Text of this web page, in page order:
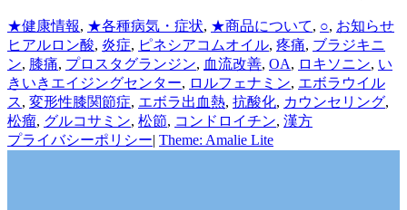
カ
テ
ゴ
リ
ー
★健康情報, ★各種病気・症状, ★商品について, ○, お知らせタ
ヒアルロン酸, 炎症, ピネシアコムオイル, 疼痛, ブラジキニ
ン, 膝痛, プロスタグランジン, 血流改善, OA, ロキソニン, い
きいきエイジングセンター, ロルフェナミン, エボラウイル
ス, 変形性膝関節症, エボラ出血熱, 抗酸化, カウンセリング,
松瘤, グルコサミン, 松節, コンドロイチン, 漢方
プライバシーポリシー| Theme: Amalie Lite